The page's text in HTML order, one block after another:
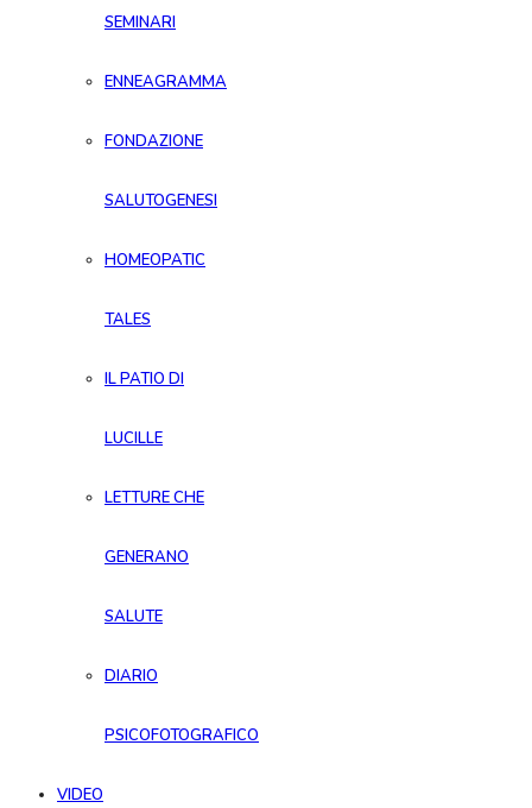
SEMINARI
ENNEAGRAMMA
FONDAZIONE
SALUTOGENESI
HOMEOPATIC
TALES
IL PATIO DI
LUCILLE
LETTURE CHE
GENERANO
SALUTE
DIARIO
PSICOFOTOGRAFICO
VIDEO